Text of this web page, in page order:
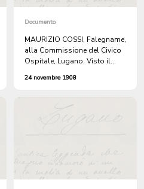
Documento
MAURIZIO COSSI, Falegname,
alla Commissione del Civico
Ospitale, Lugano. Visto il
mobili per il Civico Ospedale,
24 novembre 1908